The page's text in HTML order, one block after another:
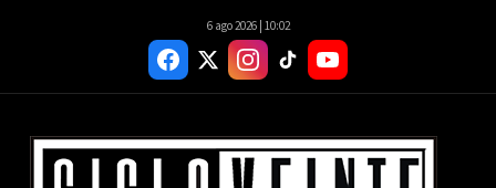
6 ago 2026 | 10:02